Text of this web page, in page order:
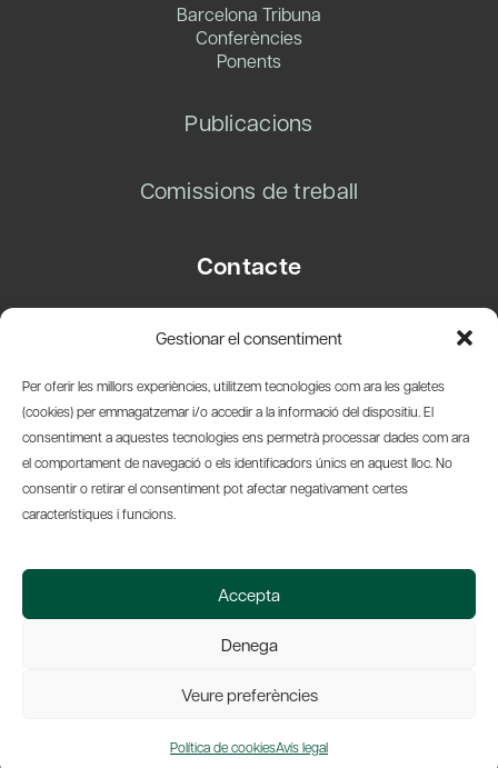
Gestionar el consentiment
Per oferir les millors experiències, utilitzem tecnologies com ara les galetes
(cookies) per emmagatzemar i/o accedir a la informació del dispositiu. El
consentiment a aquestes tecnologies ens permetrà processar dades com ara
el comportament de navegació o els identificadors únics en aquest lloc. No
consentir o retirar el consentiment pot afectar negativament certes
característiques i funcions.
Accepta
Denega
Veure preferències
Política de cookiesAvís legal
Barcelona Tribuna
Conferències
Ponents
Publicacions
Comissions de treball
Contacte
08003 Barcelona
info@amicsdelpais.com
Suscripció Newsletter
© 2026 Societat Econòmica Barcelonesa d'Amics del País
Web by Ideamatic